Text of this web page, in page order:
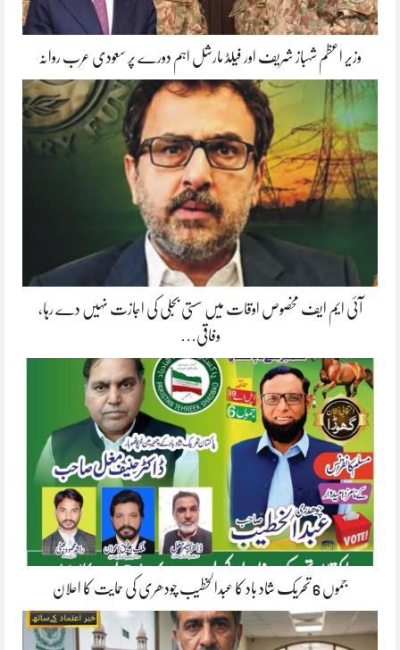
وزیر اعظم شہباز شریف اور فیلڈ مارشل اہم دورے پر سعودی عرب روانہ
آئی ایم ایف مخصوص اوقات میں سستی بجلی کی اجازت نہیں دے رہا،
وفاقی…
جموں 6 تحریک شاد باد کا عبدالخطیب چودھری کی حمایت کا اعلان